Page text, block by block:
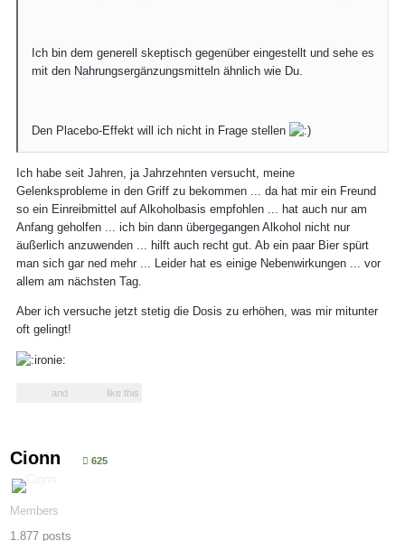
Ich bin dem generell skeptisch gegenüber eingestellt und sehe es
mit den Nahrungsergänzungsmitteln ähnlich wie Du.
Den Placebo-Effekt will ich nicht in Frage stellen
Ich habe seit Jahren, ja Jahrzehnten versucht, meine
Gelenksprobleme in den Griff zu bekommen ... da hat mir ein Freund
so ein Einreibmittel auf Alkoholbasis empfohlen ... hat auch nur am
Anfang geholfen ... ich bin dann übergegangen Alkohol nicht nur
äußerlich anzuwenden ... hilft auch recht gut. Ab ein paar Bier spürt
man sich gar ned mehr ... Leider hat es einige Nebenwirkungen ... vor
allem am nächsten Tag.
Aber ich versuche jetzt stetig die Dosis zu erhöhen, was mir mitunter
oft gelingt!
and like this
Cionn 625
Members
1.877 posts